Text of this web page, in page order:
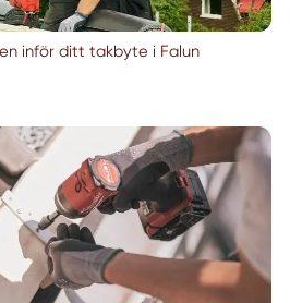
inför ditt takbyte i Falun